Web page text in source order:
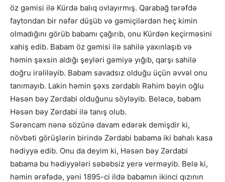
öz gəmisi ilə Kürdə balıq ovlayırmış. Qarabağ tərəfdə
faytondan bir nəfər düşüb və gəmiçilərdən heç kimin
olmadığını görüb babamı çağırıb, onu Kürdən keçirməsini
xahiş edib. Babam öz gəmisi ilə sahilə yaxınlaşıb və
həmin şəxsin aldığı şeyləri gəmiyə yığıb, qarşı sahilə
doğru irəliləyib. Babam savadsız olduğu üçün əvvəl onu
tanımayıb. Lakin həmin şəxs zərdablı Rəhim bəyin oğlu
Həsən bəy Zərdabi olduğunu söyləyib. Beləcə, babam
Həsən bəy Zərdabi ilə tanış olub.
Sərəncam nənə sözünə davam edərək demişdir ki,
növbəti görüşlərin birində Zərdabi babama iki bahalı kasa
hədiyyə edib. Onu da deyim ki, Həsən bəy Zərdabi
babama bu hədiyyələri səbəbsiz yerə verməyib. Belə ki,
həmin ərəfədə, yəni 1895-ci ildə babamın ikinci qızının